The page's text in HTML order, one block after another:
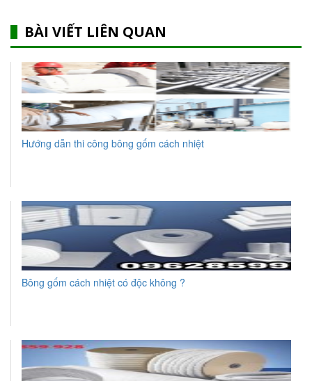
BÀI VIẾT LIÊN QUAN
Hướng dẫn thi công bông gốm cách nhiệt
Bông gốm cách nhiệt có độc không ?